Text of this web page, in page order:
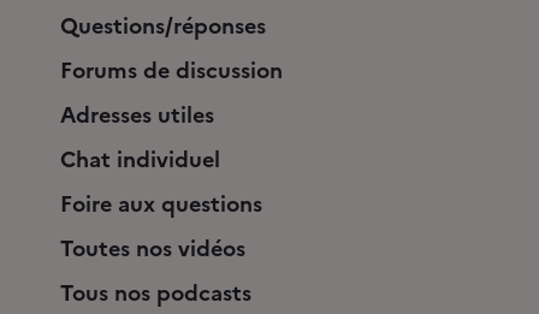
Questions/réponses
Forums de discussion
Adresses utiles
Chat individuel
Foire aux questions
Toutes nos vidéos
Tous nos podcasts